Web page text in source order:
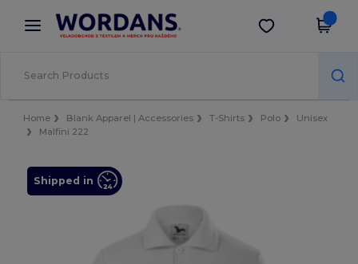
× Aplikace Wordans
Lepší ceny v aplikaci!
Stáhnout app
Home Blank Apparel | Accessories T-Shirts Polo
Unisex
Malfini 222
Shipped in